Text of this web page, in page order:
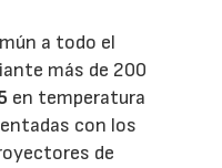
a todo el
más de 200
en temperatura
con los
de